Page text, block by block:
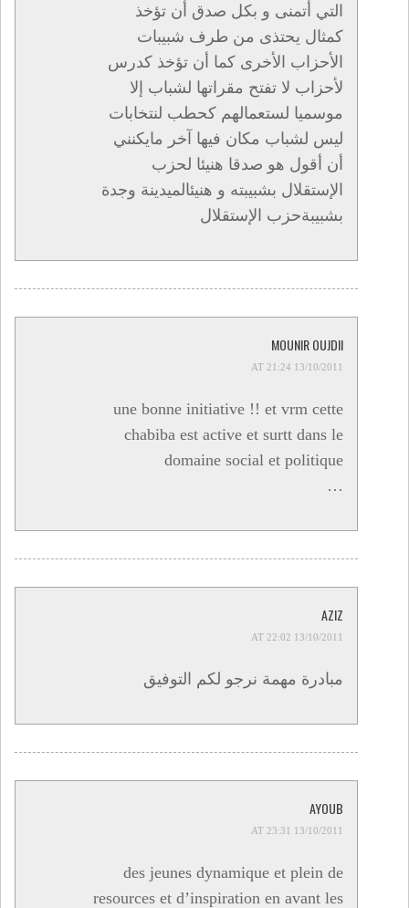
التي أتمنى و بكل صدق أن تؤخذ
كمثال يحتذى من طرف شبيبات
الأحزاب الأخرى كما أن تؤخذ كدرس
لأحزاب لا تفتح مقراتها لشباب إلا
موسميا لستعمالهم كحطب لنتخابات
ليس لشباب مكان فيها آخر مايكنني
أن أقول هو صدقا هنيئا لحزب
الإستقلال بشبيبته و هنيئالميدينة وجدة
بشبيبةحزب الإستقلال
MOUNIR OUJDII
13/10/2011 AT 21:24
une bonne initiative !! et vrm cette
chabiba est active et surtt dans le
domaine social et politique
…
AZIZ
13/10/2011 AT 22:02
مبادرة مهمة نرجو لكم التوفيق
AYOUB
13/10/2011 AT 23:31
des jeunes dynamique et plein de
resources et d’inspiration en avant les